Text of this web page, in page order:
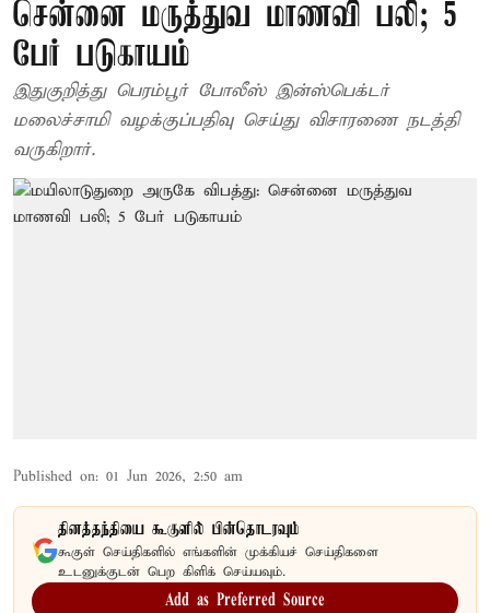
சென்னை மருத்துவ மாணவி பலி; 5
பேர் படுகாயம்
இதுகுறித்து பெரம்பூர் போலீஸ் இன்ஸ்பெக்டர்
மலைச்சாமி வழக்குப்பதிவு செய்து விசாரணை நடத்தி
வருகிறார்.
Published on: 01 Jun 2026, 2:50 am
தினத்தந்தியை கூகுளில் பின்தொடரவும்
கூகுள் செய்திகளில் எங்களின் முக்கியச் செய்திகளை
உடனுக்குடன் பெற கிளிக் செய்யவும்.
Add as Preferred Source